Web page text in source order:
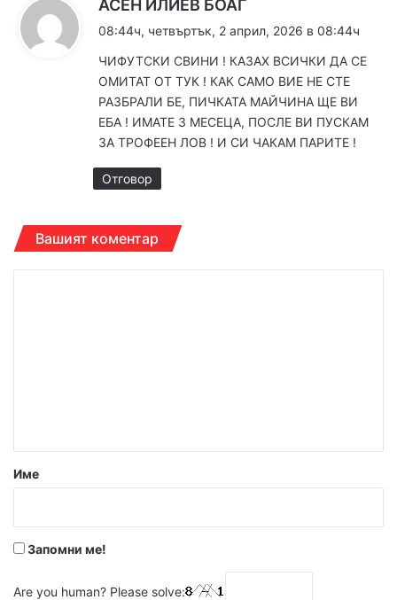
АСЕН ИЛИЕВ БОАГ
а
:
08:44ч, четвъртък, 2 април, 2026 в 08:44ч
ЧИФУТСКИ СВИНИ ! КАЗАХ ВСИЧКИ ДА СЕ
ОМИТАТ ОТ ТУК ! КАК САМО ВИЕ НЕ СТЕ
РАЗБРАЛИ БЕ, ПИЧКАТА МАЙЧИНА ЩЕ ВИ
ЕБА ! ИМАТЕ 3 МЕСЕЦА, ПОСЛЕ ВИ ПУСКАМ
ЗА ТРОФЕЕН ЛОВ ! И СИ ЧАКАМ ПАРИТЕ !
Отговор
Вашият коментар
р
Име
Запомни ме!
Are you human? Please solve: